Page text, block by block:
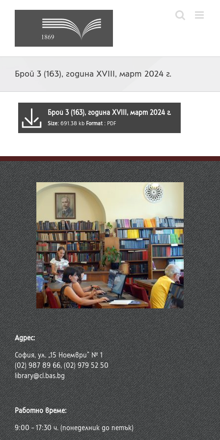
Брой 3 (163), година XVIII, март 2024 г.
Брой 3 (163), година XVIII, март 2024 г.
Size: 691.38 kb Format : PDF
Адрес:
София, ул. „15 Ноември“ № 1
(02) 987 89 66, (02) 979 52 50
library@cl.bas.bg
Работно време:
9:00 – 17:30 ч. (понеделник до петък)